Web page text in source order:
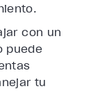
con un
puede
tu